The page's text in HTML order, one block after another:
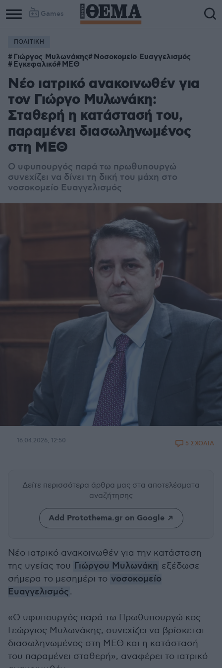
Games
ΠΟΛΙΤΙΚΗ
Γιώργος Μυλωνάκης Νοσοκομείο Ευαγγελισμός
Εγκεφαλικό ΜΕΘ
Νέο ιατρικό ανακοινωθέν για
τον Γιώργο Μυλωνάκη:
Σταθερή η κατάστασή του,
παραμένει διασωληνωμένος
στη ΜΕΘ
Ο υφυπουργός παρά τω πρωθυπουργώ
συνεχίζει να δίνει τη δική του μάχη στο
νοσοκομείο Ευαγγελισμός
16.04.2026, 12:50 5 ΣΧΟΛΙΑ
Δείτε περισσότερα άρθρα μας στα αποτελέσματα
αναζήτησης
Add Protothema.gr on Google
Νέο ιατρικό ανακοινωθέν για την κατάσταση
της υγείας του Γιώργου Μυλωνάκη εξέδωσε
σήμερα το μεσημέρι το νοσοκομείο
Ευαγγελισμός.
«Ο υφυπουργός παρά τω Πρωθυπουργώ κος
Γεώργιος Μυλωνάκης, συνεχίζει να βρίσκεται
διασωληνωμένος στη ΜΕΘ και η κατάστασή
του παραμένει σταθερή», αναφέρει το ιατρικό